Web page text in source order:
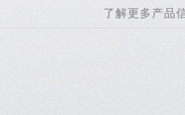
了解更多产品